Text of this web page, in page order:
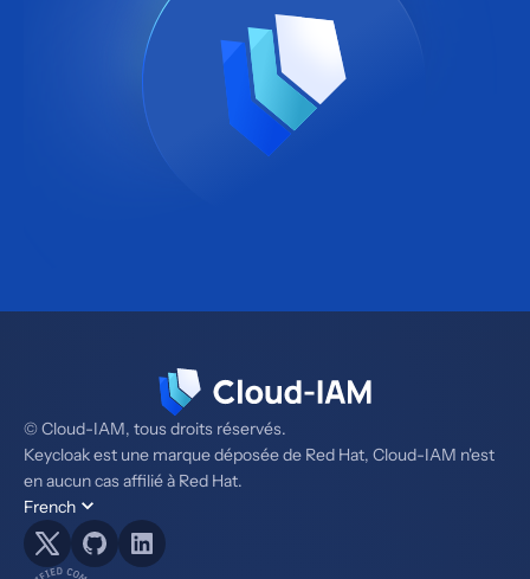
© Cloud-IAM, tous droits réservés.
Keycloak est une marque déposée de Red Hat, Cloud-IAM n'est
en aucun cas affilié à Red Hat.
French